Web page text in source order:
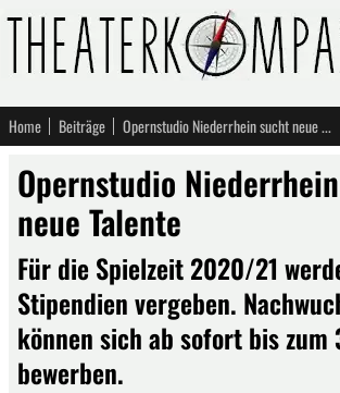
Home Beiträge Opernstudio Niederrhein sucht neue Talente
Opernstudio
neue Talente
Für die Spielzeit 2020/21
Stipendien vergeben.
können sich ab sofort bis zum
bewerben.